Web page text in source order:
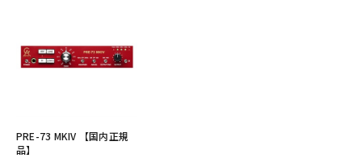
PRE-73 MKIV 【国内正規
品】